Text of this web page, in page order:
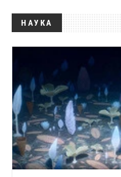
НАУКА